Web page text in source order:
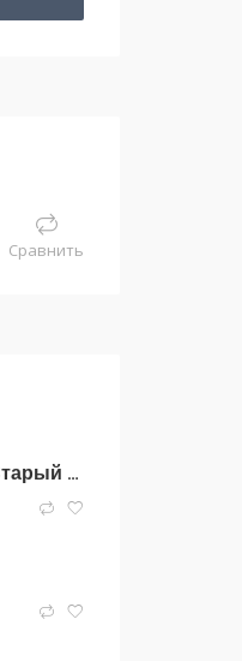
Сравнить
ТК на Жукова | Старый Оскол